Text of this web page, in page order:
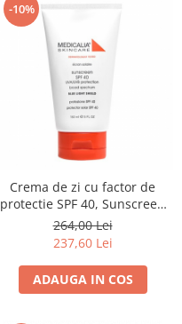
-10%
Crema de zi cu factor de
protectie SPF 40, Sunscreen
SPF 40 UVA/UVB + Blue Light
Shield - 150ml
264,00 Lei
237,60 Lei
ADAUGA IN COS